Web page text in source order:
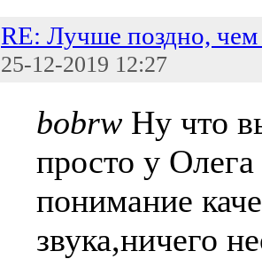
RE: Лучше поздно, чем
25-12-2019 12:27
bobrw Ну что
просто у
понимание
звука,ничего